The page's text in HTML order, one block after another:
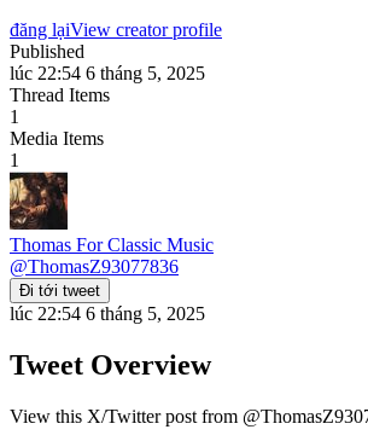
đăng lạiView creator profile
Published
lúc 22:54 6 tháng 5, 2025
Thread Items
1
Media Items
1
Thomas For Classic Music
@ThomasZ93077836
Đi tới tweet
lúc 22:54 6 tháng 5, 2025
Tweet Overview
View this X/Twitter post from